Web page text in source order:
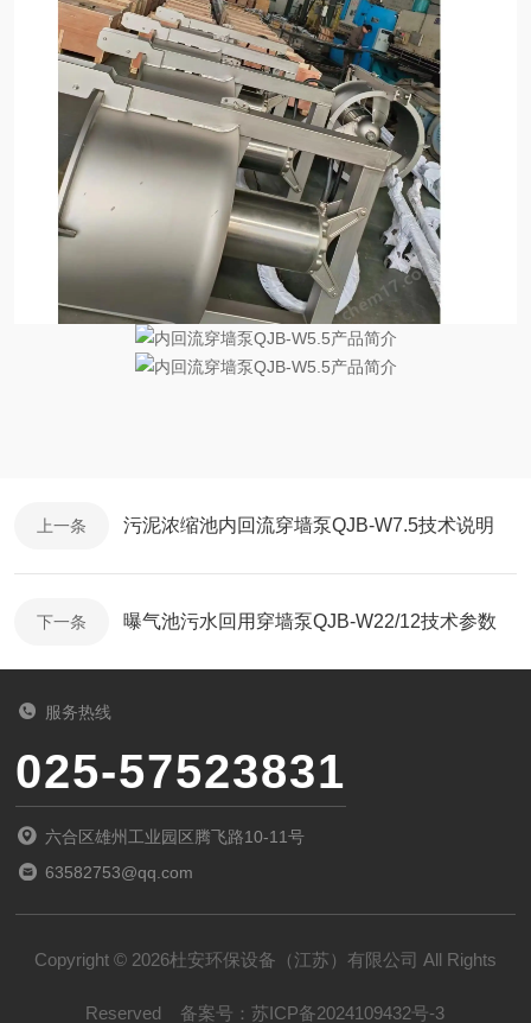
上一条 污泥浓缩池内回流穿墙泵QJB-W7.5技术说明
下一条 曝气池污水回用穿墙泵QJB-W22/12技术参数
服务热线
025-57523831
六合区雄州工业园区腾飞路10-11号
63582753@qq.com
Copyright © 2026杜安环保设备（江苏）有限公司 All Rights
Reserved 备案号：苏ICP备2024109432号-3